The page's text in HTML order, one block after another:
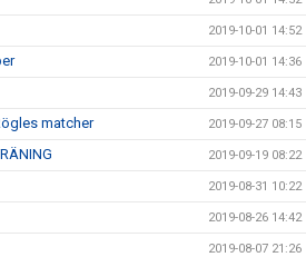
2019-10-01 14:52
2019-10-01 14:36
2019-09-29 14:43
matcher 2019-09-27 08:15
2019-09-19 08:22
2019-08-31 10:22
2019-08-26 14:42
2019-08-07 21:26